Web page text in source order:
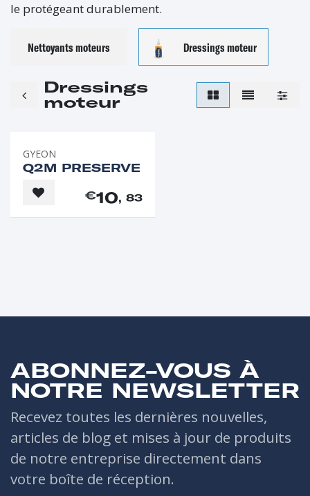
le protégeant durablement.
Nettoyants moteurs Dressings moteur
Dressings
moteur
GYEON
Q2M PRESERVE
€10, 83
ABONNEZ-VOUS À
NOTRE NEWSLETTER
Recevez toutes les dernières nouvelles,
articles de blog et mises à jour de produits
de notre entreprise directement dans
votre boîte de réception.